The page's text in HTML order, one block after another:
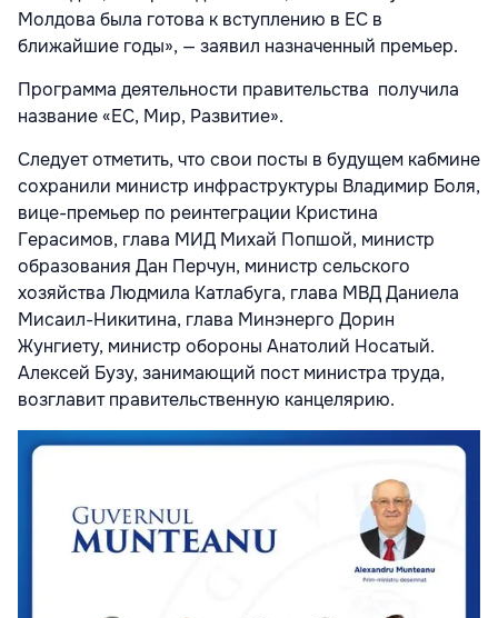
Молдова была готова к вступлению в ЕС в
ближайшие годы», — заявил назначенный премьер.
Программа деятельности правительства получила
название «ЕС, Мир, Развитие».
Следует отметить, что свои посты в будущем кабмине
сохранили министр инфраструктуры Владимир Боля,
вице-премьер по реинтеграции Кристина
Герасимов, глава МИД Михай Попшой, министр
образования Дан Перчун, министр сельского
хозяйства Людмила Катлабуга, глава МВД Даниела
Мисаил-Никитина, глава Минэнерго Дорин
Жунгиету, министр обороны Анатолий Носатый.
Алексей Бузу, занимающий пост министра труда,
возглавит правительственную канцелярию.